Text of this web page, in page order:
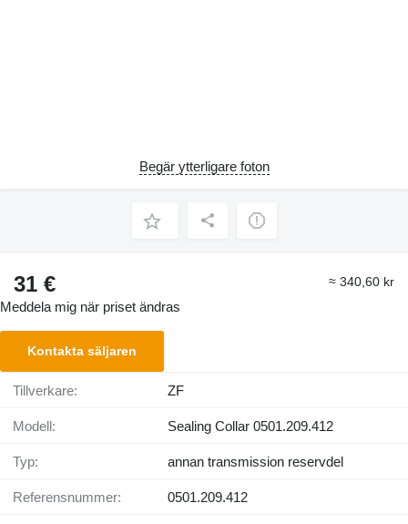
Begär ytterligare foton
31 € ≈ 340,60 kr
Meddela mig när priset ändras
Kontakta säljaren
Tillverkare: ZF
Modell: Sealing Collar 0501.209.412
Typ: annan transmission reservdel
Referensnummer: 0501.209.412